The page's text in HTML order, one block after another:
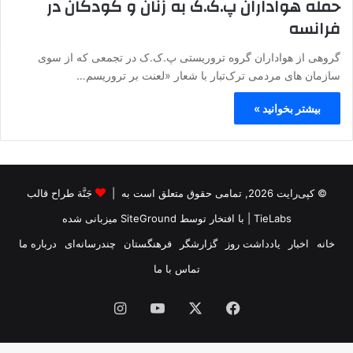
حمله هواداران پ.ک.ک به زنان و کودکان در
فرانسه
گروهی از هواداران گروه تروریستی پ.ک.ک در تجمعی که از سوی
سازمان های مردمی ترک‌تبار با شعار «لعنت بر تروریسم…
بیشتر بخوانید »
© کپی‌رایت 2026, تمامی حقوق متعلق است به |
جَنَّة طراح قالب
TieLabs | با افتخار توسط SiteGround میزبانی شده
خانه
اخبار یادداشت روز گزارشگر فرهنگستان چندرسانه‌ای
درباره ما
تماس با ما
فیس
بوک
یوتیوب